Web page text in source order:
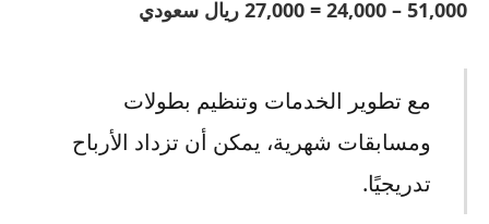
51,000 – 24,000 = 27,000 ريال سعودي
مع تطوير الخدمات وتنظيم بطولات
ومسابقات شهرية، يمكن أن تزداد الأرباح
تدريجيًا.